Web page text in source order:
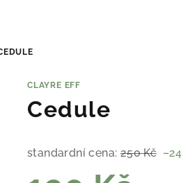
CLAYRE EFF
Cedule
standardní cena: 250 Kč –24